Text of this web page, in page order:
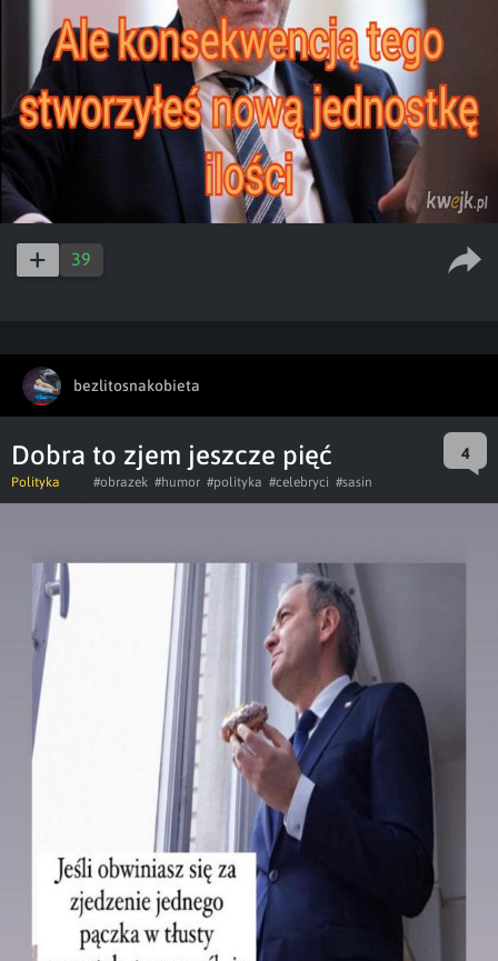
39
bezlitosnakobieta
Dobra to zjem jeszcze pięć 4
Polityka #obrazek #humor #polityka #celebryci #sasin